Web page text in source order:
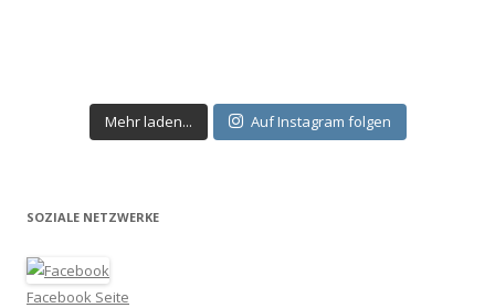
Mehr laden... Auf Instagram folgen
SOZIALE NETZWERKE
Facebook Seite